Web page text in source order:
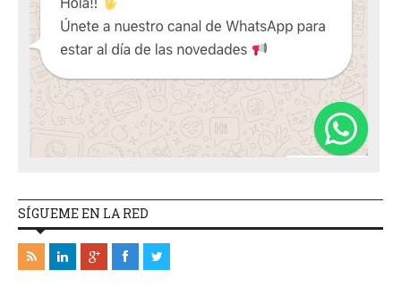
SÍGUEME EN LA RED